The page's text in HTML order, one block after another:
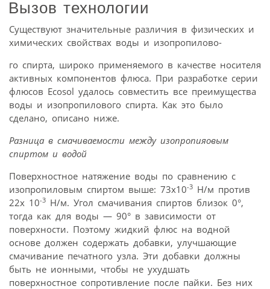
Вызов технологии
Существуют значительные различия в физических и
химических свойствах воды и изопропилово-
го спирта, широко применяемого в качестве носителя
активных компонентов флюса. При разработке серии
флюсов Ecosol удалось совместить все преимущества
воды и изопропилового спирта. Как это было
сделано, описано ниже.
Разница в смачиваемости между изопропияовым
спиртом и водой
Поверхностное натяжение воды по сравнению с
изопропиловым спиртом выше: 73х10-3 Н/м против
22х 10-3 Н/м. Угол смачивания спиртов близок 0°,
тогда как для воды — 90° в зависимости от
поверхности. Поэтому жидкий флюс на водной
основе должен содержать добавки, улучшающие
смачивание печатного узла. Эти добавки должны
быть не ионными, чтобы не ухудшать
поверхностное сопротивление после пайки. Без них